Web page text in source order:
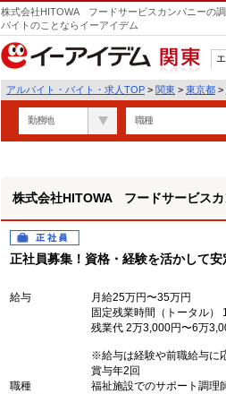
株式会社HITOWA フードサービスカンパニーの
バイトのことならイーアイデム
関東
アルバイト・バイト・求人TOP > 関東 > 東京都 >
勤務地 職種
株式会社HITOWA フードサービスカ
正社員
正社員募集！資格・経験を活かして
給与
月給25万円〜35万円
固定残業時間（トータル）
残業代 2万3,000円〜6万
※給与は経験や前職給与に
賞与年2回
職種
福祉施設でのサポート調理